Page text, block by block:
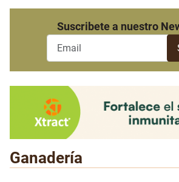
Suscribete a nuestro
Ganadería